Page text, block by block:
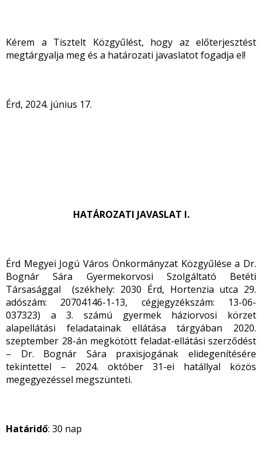
Kérem a Tisztelt Közgyűlést, hogy az előterjesztést
megtárgyalja meg és a határozati javaslatot fogadja el!
Érd, 2024. június 17.
HATÁROZATI JAVASLAT I.
Érd Megyei Jogú Város Önkormányzat Közgyűlése a Dr.
Bognár Sára Gyermekorvosi Szolgáltató Betéti
Társasággal (székhely: 2030 Érd, Hortenzia utca 29.
adószám: 20704146-1-13, cégjegyzékszám: 13-06-
037323) a 3. számú gyermek háziorvosi körzet
alapellátási feladatainak ellátása tárgyában 2020.
szeptember 28-án megkötött feladat-ellátási szerződést
– Dr. Bognár Sára praxisjogának elidegenítésére
tekintettel – 2024. október 31-ei hatállyal közös
megegyezéssel megszünteti.
Határidő: 30 nap